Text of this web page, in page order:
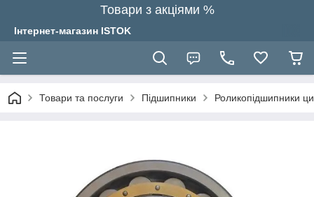
Товари з акціями %
Інтернет-магазин ISTOK
Товари та послуги Підшипники Роликопідшипники